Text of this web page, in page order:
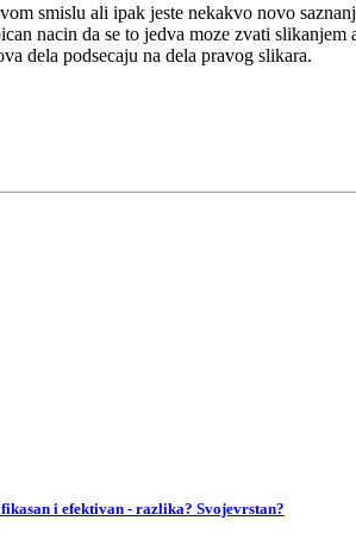
smislu ali ipak jeste nekakvo novo
nacin da se to jedva moze zvati slikanjem
dela podsecaju na dela pravog slikara.
i efektivan - razlika? Svojevrstan?